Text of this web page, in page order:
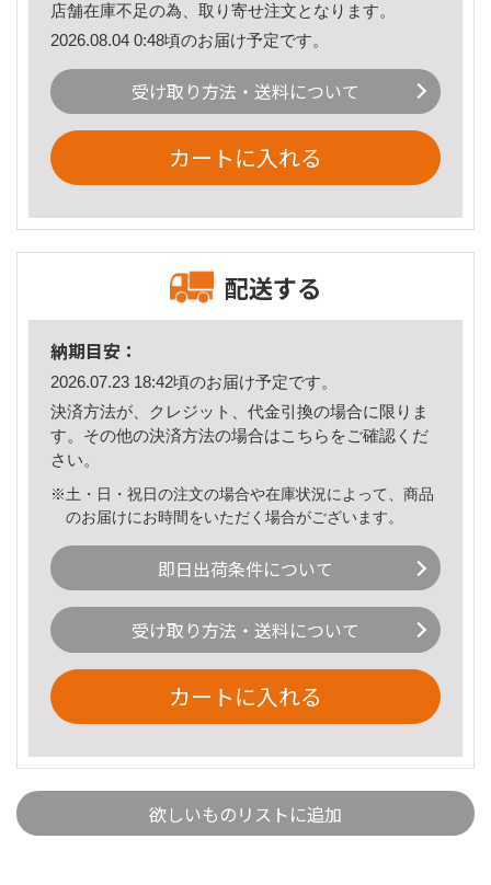
店舗在庫不足の為、取り寄せ注文となります。
2026.08.04 0:48頃のお届け予定です。
受け取り方法・送料について
カートに入れる
配送する
納期目安：
2026.07.23 18:42頃のお届け予定です。
決済方法が、クレジット、代金引換の場合に限りま
す。その他の決済方法の場合はこちら をご確認くだ
さい。
※土・日・祝日の注文の場合や在庫状況によって、商品
のお届けにお時間をいただく場合がございます。
即日出荷条件について
受け取り方法・送料について
カートに入れる
欲しいものリストに追加